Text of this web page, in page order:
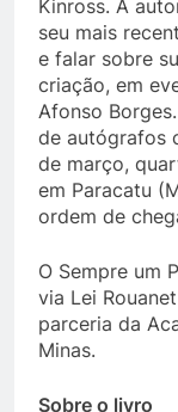
Kinross. A
seu mais
e falar sobre
criação, em
Afonso
de autógrafos
de março,
em Paracatu
ordem de
O Sempre um
via Lei
parceria da
Minas.
Sobre o livro